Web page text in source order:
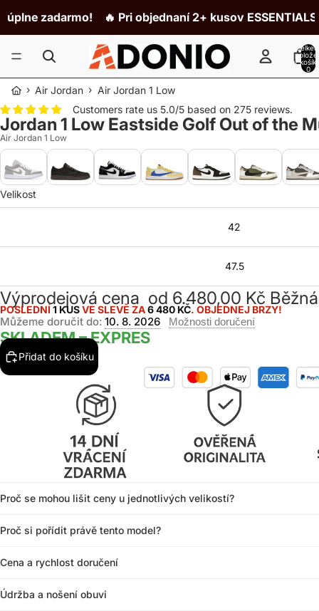
zadarmo! 🔥 Pri objednaní 2+ kusov ESSENTIALS
v
0
› Air Jordan › Air Jordan 1 Low
Customers rate us 5.0/5 based on 275 reviews.
Jordan 1 Low Eastside Golf Out of the
Air Jordan 1 Low
Velikost
42
47.5
Výprodejová cena od 6.480,00 Kč
POSLEDNÍ 1 KUSVE SLEVĚ ZA6 480 KČ. OBJEDNEJ BRZY!
Můžeme doručit do: 10. 8. 2026 Možnosti doručení
SKLADEM – EXPRES
Přidat do košíku
Proč se mohou lišit ceny u jednotlivých velikostí?
Proč si pořídit právě tento model?
Cena a rychlost doručení
Údržba a nošení obuvi